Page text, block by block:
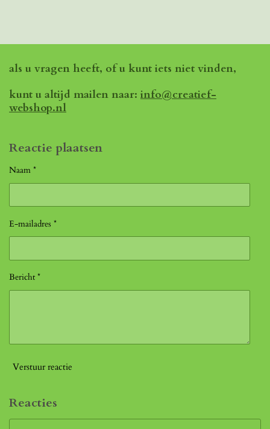
als u vragen heeft, of u kunt iets niet vinden,
kunt u altijd mailen naar: info@creatief-
webshop.nl
Reactie plaatsen
Naam *
E-mailadres *
Bericht *
Verstuur reactie
Reacties